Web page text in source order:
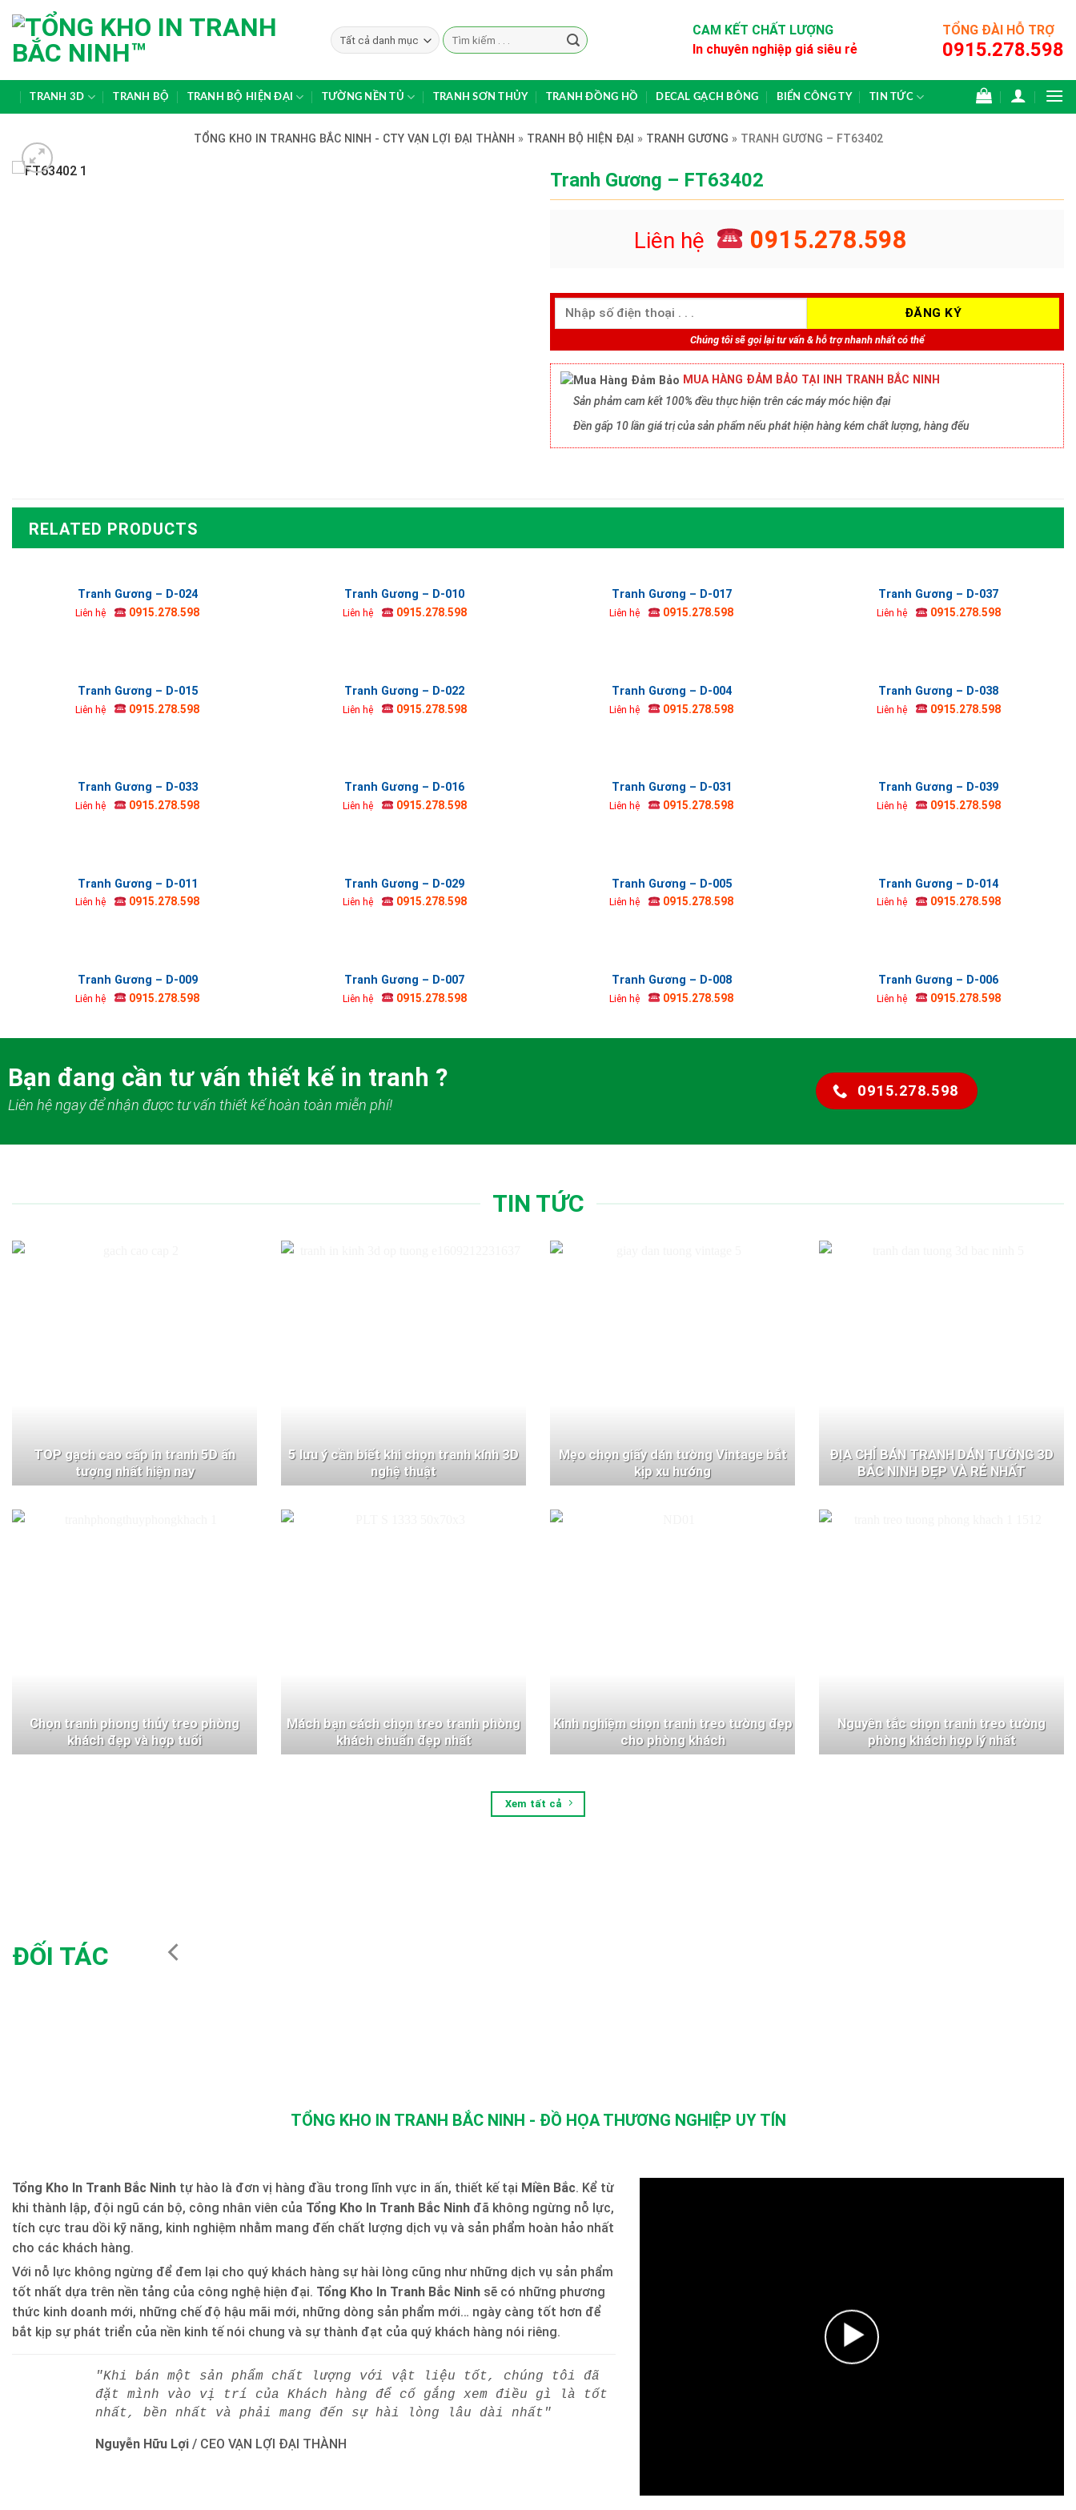
to
content
Search
for:
CAM KẾT CHẤT LƯỢNG
In chuyên nghiệp giá siêu rẻ
TỔNG ĐÀI HỖ TRỢ
0915.278.598
TRANH 3D TRANH BỘ TRANH BỘ HIỆN ĐẠI TƯỜNG NỀN TỦ TRANH SƠN THỦY TRANH ĐỒNG HỒ DECAL GẠCH BÔNG BIỂN CÔNG TY TIN TỨC
TỔNG KHO IN TRANHG BẮC NINH - CTY VẠN LỢI ĐẠI THÀNH » TRANH BỘ HIỆN ĐẠI » TRANH GƯƠNG » TRANH GƯƠNG – FT63402
Tranh Gương – FT63402
Liên hệ 0915.278.598
Chúng tôi sẽ gọi lại tư vấn & hỗ trợ nhanh nhất có thể
MUA HÀNG ĐẢM BẢO TẠI INH TRANH BẮC NINH
Sản phảm cam kết 100% đều thực hiện trên các máy móc hiện đại
Đền gấp 10 lần giá trị của sản phẩm nếu phát hiện hàng kém chất lượng, hàng đểu
RELATED PRODUCTS
Tranh Gương – D-024
Liên hệ 0915.278.598
Tranh Gương – D-010
Liên hệ 0915.278.598
Tranh Gương – D-017
Liên hệ 0915.278.598
Tranh Gương – D-037
Liên hệ 0915.278.598
Tranh Gương – D-015
Liên hệ 0915.278.598
Tranh Gương – D-022
Liên hệ 0915.278.598
Tranh Gương – D-004
Liên hệ 0915.278.598
Tranh Gương – D-038
Liên hệ 0915.278.598
Tranh Gương – D-033
Liên hệ 0915.278.598
Tranh Gương – D-016
Liên hệ 0915.278.598
Tranh Gương – D-031
Liên hệ 0915.278.598
Tranh Gương – D-039
Liên hệ 0915.278.598
Tranh Gương – D-011
Liên hệ 0915.278.598
Tranh Gương – D-029
Liên hệ 0915.278.598
Tranh Gương – D-005
Liên hệ 0915.278.598
Tranh Gương – D-014
Liên hệ 0915.278.598
Tranh Gương – D-009
Liên hệ 0915.278.598
Tranh Gương – D-007
Liên hệ 0915.278.598
Tranh Gương – D-008
Liên hệ 0915.278.598
Tranh Gương – D-006
Liên hệ 0915.278.598
Bạn đang cần tư vấn thiết kế in tranh ?
Liên hệ ngay để nhận được tư vấn thiết kế hoàn toàn miễn phí!
0915.278.598
TIN TỨC
TOP gạch cao cấp in tranh 5D ấn
tượng nhất hiện nay
5 lưu ý cần biết khi chọn tranh kính 3D
nghệ thuật
Mẹo chọn giấy dán tường Vintage bắt
kịp xu hướng
ĐỊA CHỈ BÁN TRANH DÁN TƯỜNG 3D
BẮC NINH ĐẸP VÀ RẺ NHẤT
Chọn tranh phong thủy treo phòng
khách đẹp và hợp tuổi
Mách bạn cách chọn treo tranh phòng
khách chuẩn đẹp nhất
Kinh nghiệm chọn tranh treo tường đẹp
cho phòng khách
Nguyên tắc chọn tranh treo tường
phòng khách hợp lý nhất
Xem tất cả
ĐỐI TÁC
TỔNG KHO IN TRANH BẮC NINH - ĐỒ HỌA THƯƠNG NGHIỆP UY TÍN
Tổng Kho In Tranh Bắc Ninh tự hào là đơn vị hàng đầu trong lĩnh vực in ấn, thiết kế tại Miền Bắc. Kể từ
khi thành lập, đội ngũ cán bộ, công nhân viên của Tổng Kho In Tranh Bắc Ninh đã không ngừng nỗ lực,
tích cực trau dồi kỹ năng, kinh nghiệm nhằm mang đến chất lượng dịch vụ và sản phẩm hoàn hảo nhất
cho các khách hàng.
Với nỗ lực không ngừng để đem lại cho quý khách hàng sự hài lòng cũng như những dịch vụ sản phẩm
tốt nhất dựa trên nền tảng của công nghệ hiện đại. Tổng Kho In Tranh Bắc Ninh sẽ có những phương
thức kinh doanh mới, những chế độ hậu mãi mới, những dòng sản phẩm mới… ngày càng tốt hơn để
bắt kịp sự phát triển của nền kinh tế nói chung và sự thành đạt của quý khách hàng nói riêng.
"Khi bán một sản phẩm chất lượng với vật liệu tốt, chúng tôi đã
đặt mình vào vị trí của Khách hàng để cố gắng xem điều gì là tốt
nhất, bền nhất và phải mang đến sự hài lòng lâu dài nhất"
Nguyễn Hữu Lợi / CEO VẠN LỢI ĐẠI THÀNH